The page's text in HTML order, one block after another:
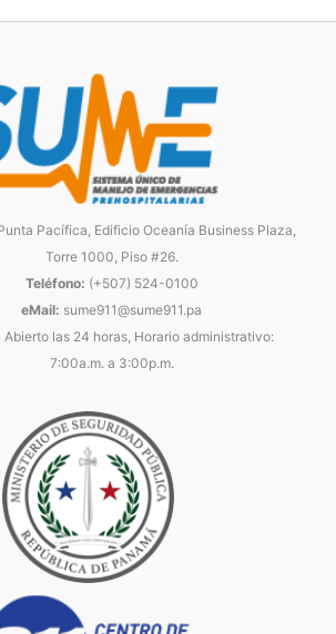
Pacífica, Edificio Oceanía Business Plaza,
Torre 1000, Piso #26.
Teléfono: (+507) 524-0100
eMail: sume911@sume911.pa
Abierto las 24 horas, Horario administrativo:
7:00a.m. a 3:00p.m.